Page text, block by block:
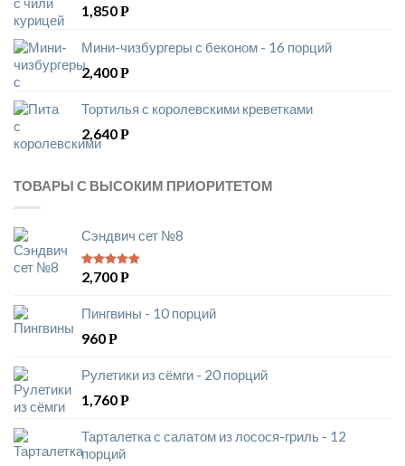
1,850Р
Мини-чизбургеры с беконом - 16 порций
2,400Р
Тортилья с королевскими креветками
2,640Р
ТОВАРЫ С ВЫСОКИМ ПРИОРИТЕТОМ
Сэндвич сет №8
5из 5
2,700Р
Пингвины - 10 порций
960Р
Рулетики из сёмги - 20 порций
1,760Р
Тарталетка с салатом из лосося-гриль - 12
порций